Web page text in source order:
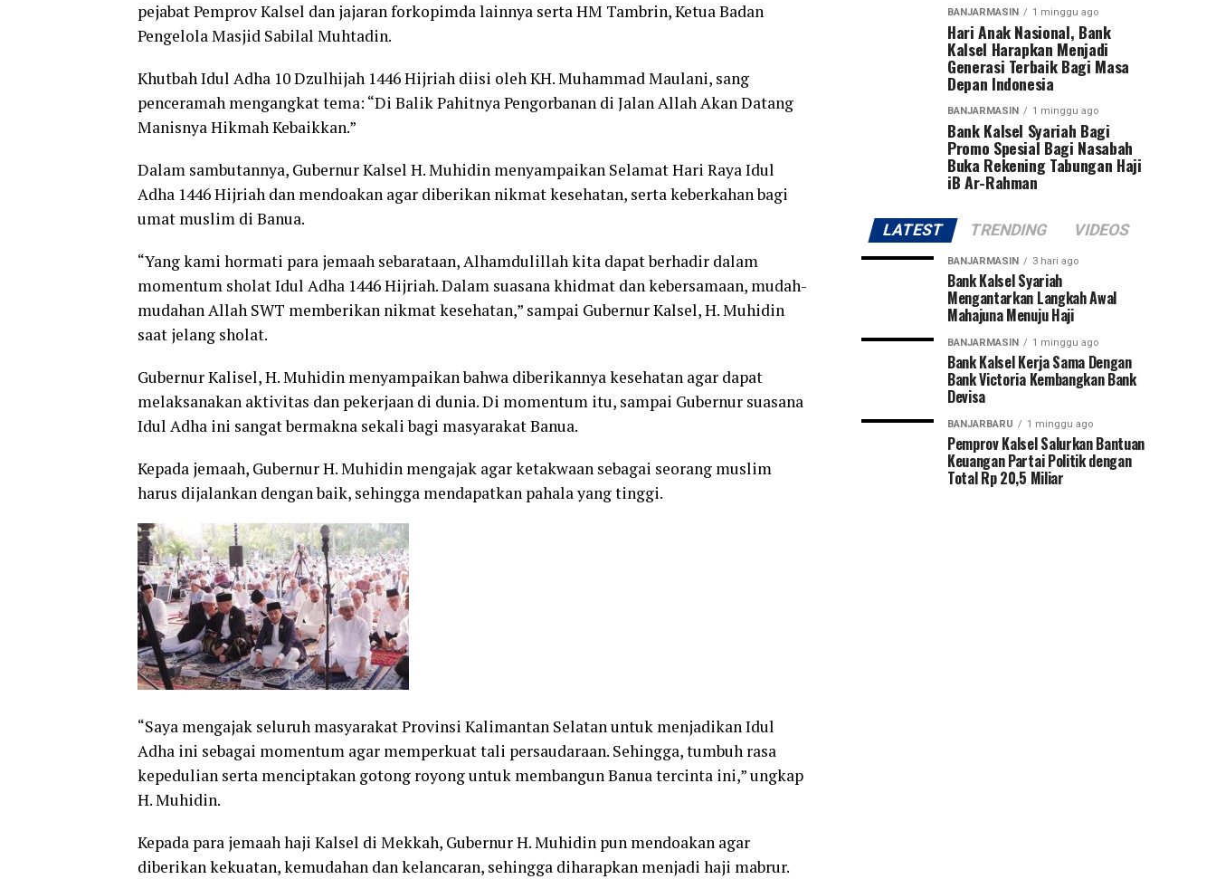
pejabat Pemprov Kalsel dan jajaran forkopimda lainnya serta HM Tambrin, Ketua Badan
Pengelola Masjid Sabilal Muhtadin.
Khutbah Idul Adha 10 Dzulhijah 1446 Hijriah diisi oleh KH. Muhammad Maulani, sang
penceramah mengangkat tema: “Di Balik Pahitnya Pengorbanan di Jalan Allah Akan Datang
Manisnya Hikmah Kebaikkan.”
Dalam sambutannya, Gubernur Kalsel H. Muhidin menyampaikan Selamat Hari Raya Idul
Adha 1446 Hijriah dan mendoakan agar diberikan nikmat kesehatan, serta keberkahan bagi
umat muslim di Banua.
“Yang kami hormati para jemaah sebarataan, Alhamdulillah kita dapat berhadir dalam
momentum sholat Idul Adha 1446 Hijriah. Dalam suasana khidmat dan kebersamaan, mudah-
mudahan Allah SWT memberikan nikmat kesehatan,” sampai Gubernur Kalsel, H. Muhidin
saat jelang sholat.
Gubernur Kalisel, H. Muhidin menyampaikan bahwa diberikannya kesehatan agar dapat
melaksanakan aktivitas dan pekerjaan di dunia. Di momentum itu, sampai Gubernur suasana
Idul Adha ini sangat bermakna sekali bagi masyarakat Banua.
Kepada jemaah, Gubernur H. Muhidin mengajak agar ketakwaan sebagai seorang muslim
harus dijalankan dengan baik, sehingga mendapatkan pahala yang tinggi.
“Saya mengajak seluruh masyarakat Provinsi Kalimantan Selatan untuk menjadikan Idul
Adha ini sebagai momentum agar memperkuat tali persaudaraan. Sehingga, tumbuh rasa
kepedulian serta menciptakan gotong royong untuk membangun Banua tercinta ini,” ungkap
H. Muhidin.
Kepada para jemaah haji Kalsel di Mekkah, Gubernur H. Muhidin pun mendoakan agar
diberikan kekuatan, kemudahan dan kelancaran, sehingga diharapkan menjadi haji mabrur.
BANJARMASIN 1 minggu ago
Hari Anak Nasional, Bank
Kalsel Harapkan Menjadi
Generasi Terbaik Bagi Masa
Depan Indonesia
BANJARMASIN 1 minggu ago
Bank Kalsel Syariah Bagi
Promo Spesial Bagi Nasabah
Buka Rekening Tabungan Haji
iB Ar-Rahman
LATEST TRENDING VIDEOS
BANJARMASIN 3 hari ago
Bank Kalsel Syariah
Mengantarkan Langkah Awal
Mahajuna Menuju Haji
BANJARMASIN 1 minggu ago
Bank Kalsel Kerja Sama Dengan
Bank Victoria Kembangkan Bank
Devisa
BANJARBARU 1 minggu ago
Pemprov Kalsel Salurkan Bantuan
Keuangan Partai Politik dengan
Total Rp 20,5 Miliar